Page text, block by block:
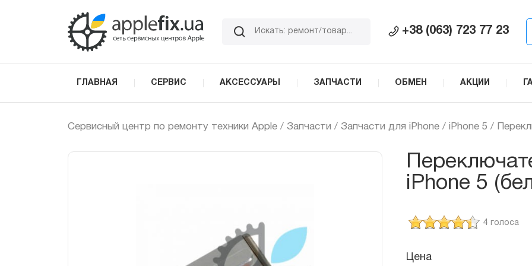
+38 (063) 723 77 23
ГЛАВНАЯ СЕРВИС АКСЕССУАРЫ ЗАПЧАСТИ ОБМЕН АКЦИИ
Сервисный центр по ремонту техники Apple / Запчасти / Запчасти для iPhone / iPhone 5 /
iPhone 5
4 голоса
Цена